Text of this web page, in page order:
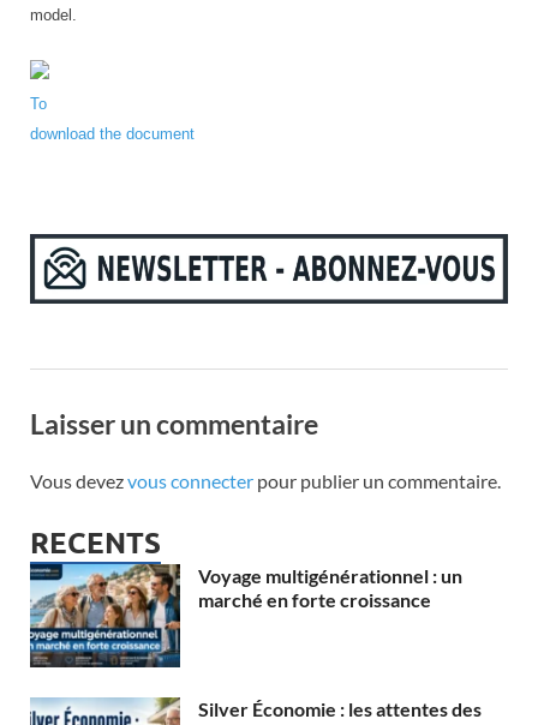
model.
To
download the document
Laisser un commentaire
Vous devezvous connecter pour publier un commentaire.
RECENTS
Voyage multigénérationnel : un
marché en forte croissance
Silver Économie : les attentes des